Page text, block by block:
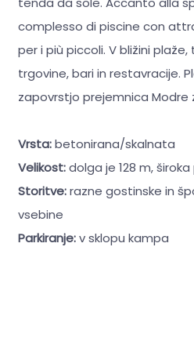
complesso di piscine con
per i più piccoli. V bližini
trgovine, bari in restavracije.
zapovrstjo prejemnica Modre
Vrsta:betonirana/skalnata
Velikost:dolga je 128 m,
Storitve:razne gostinske in
vsebine
Parkiranje:v sklopu kampa